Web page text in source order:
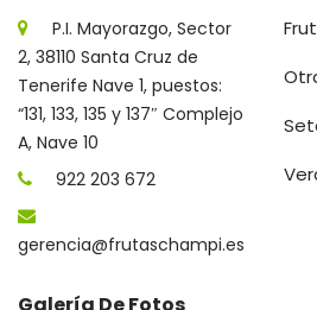
P.I. Mayorazgo, Sector
2, 38110 Santa Cruz de
Tenerife Nave 1, puestos:
“131, 133, 135 y 137″ Complejo
A, Nave 10
922 203 672
gerencia@frutaschampi.es